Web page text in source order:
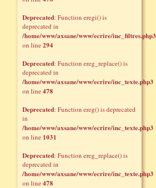
Deprecated: Function eregi() is
deprecated in
/home/www/axsane/www/ecrire/inc_filtres.php3
on line294
Deprecated: Function ereg_replace() is
deprecated in
/home/www/axsane/www/ecrire/inc_texte.php3
on line478
Deprecated: Function ereg() is deprecated
in
/home/www/axsane/www/ecrire/inc_texte.php3
on line 1031
Deprecated: Function ereg_replace() is
deprecated in
/home/www/axsane/www/ecrire/inc_texte.php3
on line478